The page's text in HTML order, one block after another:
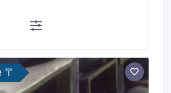
〒